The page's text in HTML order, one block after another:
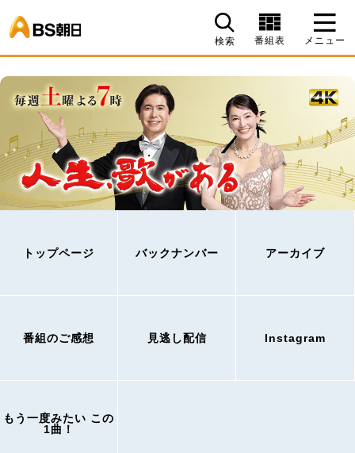
検索 番組表 メニュー
トップページ バックナンバー アーカイブ
番組のご感想 見逃し配信 Instagram
もう一度みたい この
1曲！